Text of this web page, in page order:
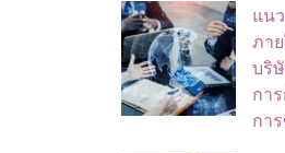
แน
ภา
บริ
กา
กา